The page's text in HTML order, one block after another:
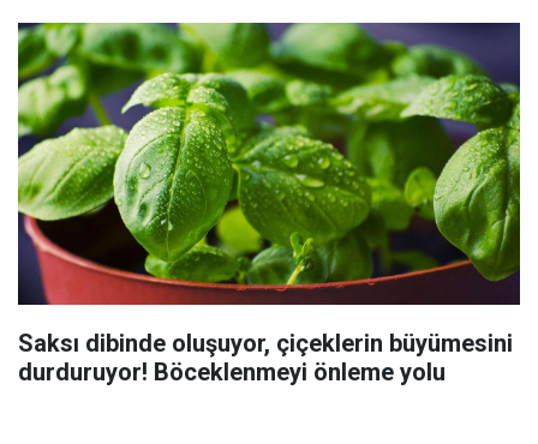
Saksı dibinde oluşuyor, çiçeklerin büyümesini
durduruyor! Böceklenmeyi önleme yolu